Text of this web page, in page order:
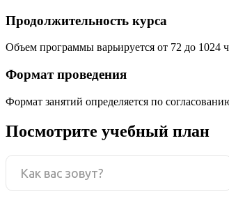
Продолжительность курса
Объем программы варьируется от 72 до 1024
Формат проведения
Формат занятий определяется по
Посмотрите учебный план